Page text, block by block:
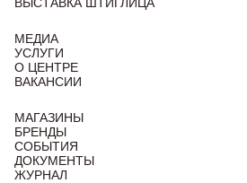
ВЫСТАВКА ШТИГЛИЦА
МЕДИА
УСЛУГИ
О ЦЕНТРЕ
ВАКАНСИИ
МАГАЗИНЫ
БРЕНДЫ
СОБЫТИЯ
ДОКУМЕНТЫ
ЖУРНАЛ